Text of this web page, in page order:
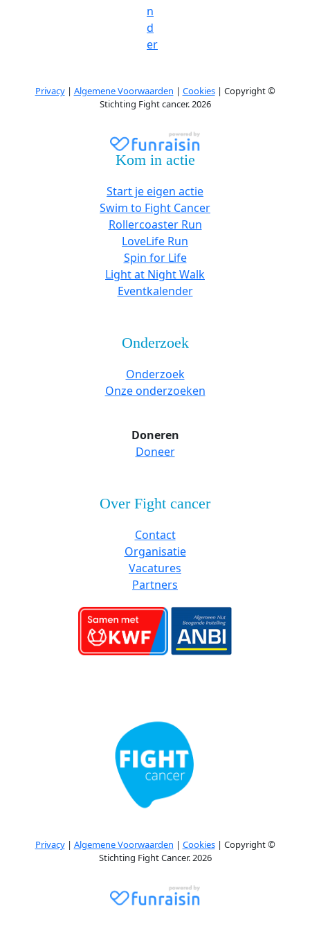
n
d
er
Privacy| Algemene Voorwaarden | Cookies| Copyright ©
Stichting Fight cancer. 2026
Kom in actie
Start je eigen actie
Swim to Fight Cancer
Rollercoaster Run
LoveLife Run
Spin for Life
Light at Night Walk
Eventkalender
Onderzoek
Onderzoek
Onze onderzoeken
Doneren
Doneer
Over Fight cancer
Contact
Organisatie
Vacatures
Partners
Privacy| Algemene Voorwaarden | Cookies| Copyright ©
Stichting Fight Cancer. 2026